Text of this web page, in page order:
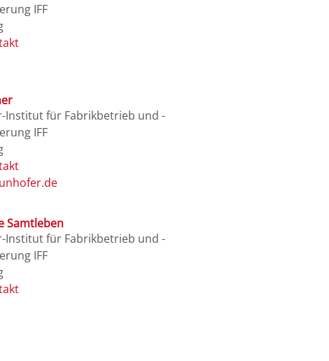
IFF
Institut für Fabrikbetrieb und -
IFF
Samtleben
Institut für Fabrikbetrieb und -
IFF